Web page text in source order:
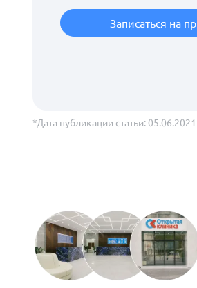
Записаться на
*Дата публикации статьи: 05.06.2021